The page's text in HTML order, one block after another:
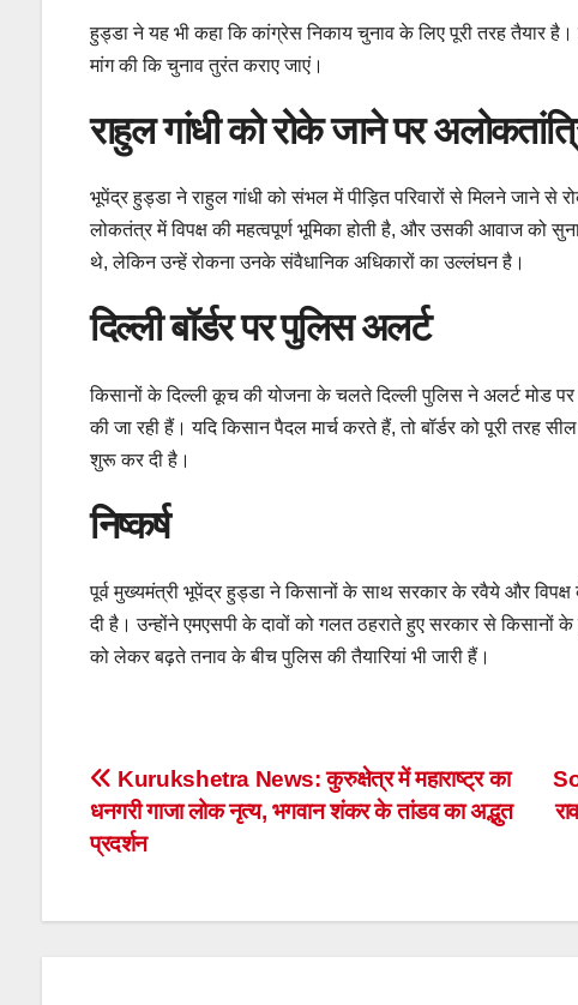
हुड्डा ने यह भी कहा कि कांग्रेस निकाय चुनाव के लिए पूरी तरह तैयार
मांग की कि चुनाव तुरंत कराए जाएं।
राहुल गांधी को रोके जाने पर
भूपेंद्र हुड्डा ने राहुल गांधी को संभल में पीड़ित परिवारों से मिलने जाने से
लोकतंत्र में विपक्ष की महत्वपूर्ण भूमिका होती है, और उसकी आवाज को
थे, लेकिन उन्हें रोकना उनके संवैधानिक अधिकारों का उल्लंघन है।
दिल्ली बॉर्डर पर पुलिस अलर्ट
किसानों के दिल्ली कूच की योजना के चलते दिल्ली पुलिस ने अलर्ट मोड
की जा रही हैं। यदि किसान पैदल मार्च करते हैं, तो बॉर्डर को पूरी तरह
शुरू कर दी है।
निष्कर्ष
पूर्व मुख्यमंत्री भूपेंद्र हुड्डा ने किसानों के साथ सरकार के रवैये और
दी है। उन्होंने एमएसपी के दावों को गलत ठहराते हुए सरकार से किसानों के
को लेकर बढ़ते तनाव के बीच पुलिस की तैयारियां भी जारी हैं।
Post
navigation
Kurukshetra News: कुरुक्षेत्र में महाराष्ट्र का
धनगरी गाजा लोक नृत्य, भगवान शंकर के तांडव का अद्भुत
प्रदर्शन